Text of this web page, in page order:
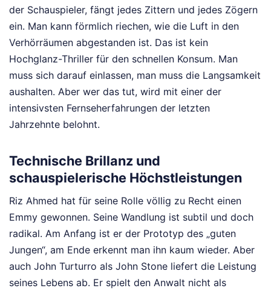
der Schauspieler, fängt jedes Zittern und jedes Zögern
ein. Man kann förmlich riechen, wie die Luft in den
Verhörräumen abgestanden ist. Das ist kein
Hochglanz-Thriller für den schnellen Konsum. Man
muss sich darauf einlassen, man muss die Langsamkeit
aushalten. Aber wer das tut, wird mit einer der
intensivsten Fernseherfahrungen der letzten
Jahrzehnte belohnt.
Technische Brillanz und
schauspielerische Höchstleistungen
Riz Ahmed hat für seine Rolle völlig zu Recht einen
Emmy gewonnen. Seine Wandlung ist subtil und doch
radikal. Am Anfang ist er der Prototyp des „guten
Jungen“, am Ende erkennt man ihn kaum wieder. Aber
auch John Turturro als John Stone liefert die Leistung
seines Lebens ab. Er spielt den Anwalt nicht als